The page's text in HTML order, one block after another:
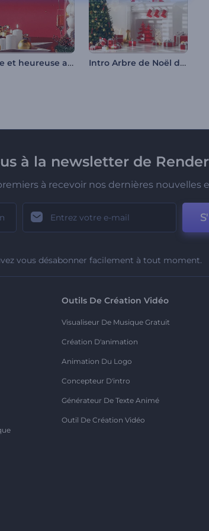
Bonne et heureuse année Intro Arbre de Noël décoré
à la newsletter de
à recevoir nos dernières nouvelles
vous désabonner facilement à tout moment.
Outils De Création Vidéo
Visualiseur De Musique Gratuit
Création D'animation
Animation Du Logo
Concepteur D'intro
Générateur De Texte Animé
Outil De Création Vidéo